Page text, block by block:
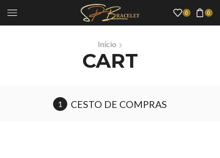
0 0
Início
CART
CESTO DE COMPRAS